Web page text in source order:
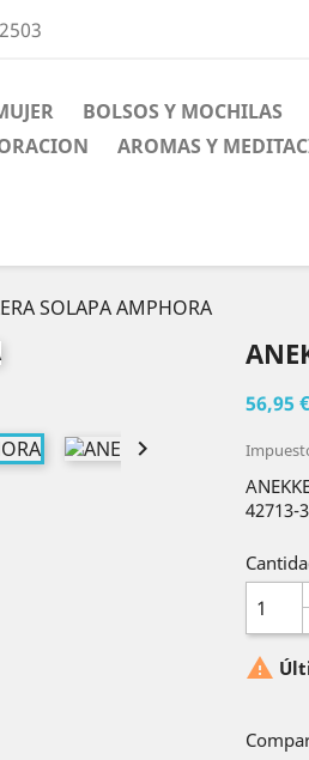
BOLSOS Y MOCHILAS
AROMAS Y
SOLAPA AMPHORA

56,95 €
42713-
